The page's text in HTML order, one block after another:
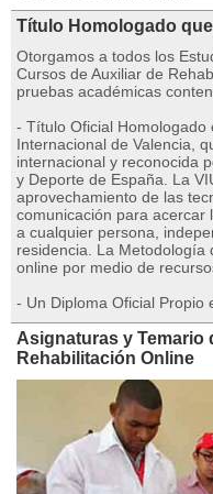
Título Homologado
Otorgamos a todos los
Cursos de Auxiliar de
pruebas académicas
- Título Oficial Homologado
Internacional de Valencia,
internacional y reconocida
y Deporte de España. La
aprovechamiento de las
comunicación para acercar
a cualquier persona,
residencia. La Metodología
online por medio de
- Un Diploma Oficial Propio
Asignaturas y Temario
Rehabilitación Online